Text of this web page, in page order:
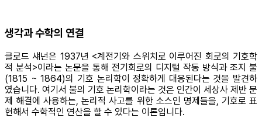
생각과 수학의 연결
클로드 섀넌은 1937년 <계전기와 스위치로 이루어진 회로의 기호학
적 분석>이라는 논문을 통해 전기회로의 디지털 작동 방식과 조지 불
(1815 ~ 1864)의 기호 논리학이 정확하게 대응된다는 것을 발견하
였습니다. 여기서 불의 기호 논리학이라는 것은 인간이 세상사 제반 문
제 해결에 사용하는, 논리적 사고를 위한 소스인 명제들을, 기호로 표
현해서 수학적인 연산을 할 수 있다는 이론입니다.